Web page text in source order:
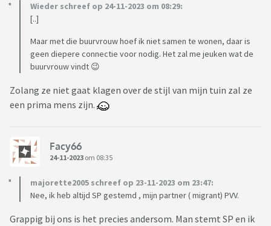
Wieder schreef op 24-11-2023 om 08:29:
[..]
Maar met die buurvrouw hoef ik niet samen te wonen, daar is
geen diepere connectie voor nodig. Het zal me jeuken wat de
buurvrouw vindt 😉
Zolang ze niet gaat klagen over de stijl van mijn tuin zal ze
een prima mens zijn.
Facy66
24-11-2023 om 08:35
majorette2005 schreef op 23-11-2023 om 23:47:
Nee, ik heb altijd SP gestemd , mijn partner ( migrant) PVV.
Grappig bij ons is het precies andersom. Man stemt SP en ik